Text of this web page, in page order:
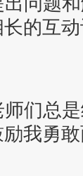
的互
们总
我勇